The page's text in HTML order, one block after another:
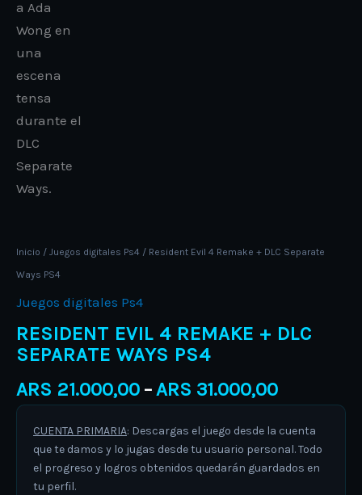
Inicio / Juegos digitales Ps4 / Resident Evil 4 Remake + DLC Separate
Ways PS4
Juegos digitales Ps4
RESIDENT EVIL 4 REMAKE + DLC
SEPARATE WAYS PS4
ARS 21.000,00 –ARS 31.000,00
CUENTA PRIMARIA: Descargas el juego desde la cuenta
que te damos y lo jugas desde tu usuario personal. Todo
el progreso y logros obtenidos quedarán guardados en
tu perfil.